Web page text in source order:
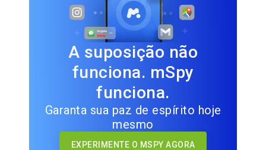
A suposição não
funciona. mSpy
funciona.
Garanta sua paz de espírito hoje
mesmo
EXPERIMENTE O MSPY AGORA